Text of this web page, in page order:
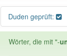
Duden geprüft:
Wörter, die mit "-